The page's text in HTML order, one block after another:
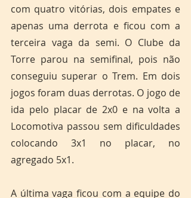
com quatro vitórias, dois empates e
apenas uma derrota e ficou com a
terceira vaga da semi. O Clube da
Torre parou na semifinal, pois não
conseguiu superar o Trem. Em dois
jogos foram duas derrotas. O jogo de
ida pelo placar de 2x0 e na volta a
Locomotiva passou sem dificuldades
colocando 3x1 no placar, no
agregado 5x1.
A última vaga ficou com a equipe do